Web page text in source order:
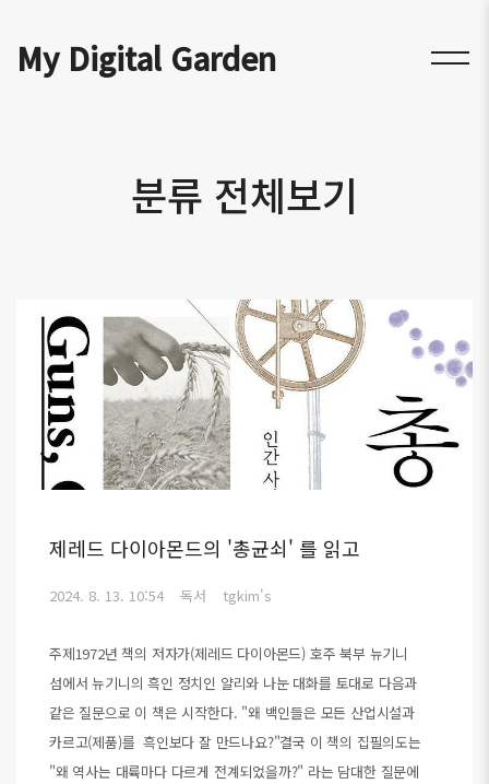
My Digital Garden
분류 전체보기
제레드 다이아몬드의 '총균쇠' 를 읽고
2024. 8. 13. 10:54 독서 tgkim's
주제1972년 책의 저자가(제레드 다이아몬드) 호주 북부 뉴기니
섬에서 뉴기니의 흑인 정치인 얄리와 나눈 대화를 토대로 다음과
같은 질문으로 이 책은 시작한다. "왜 백인들은 모든 산업시설과
카르고(제품)를 흑인보다 잘 만드나요?"결국 이 책의 집필의도는
"왜 역사는 대륙마다 다르게 전계되었을까?" 라는 담대한 질문에